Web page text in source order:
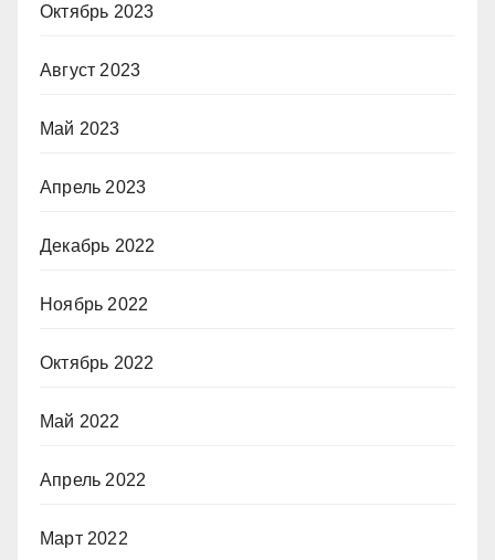
Октябрь 2023
Август 2023
Май 2023
Апрель 2023
Декабрь 2022
Ноябрь 2022
Октябрь 2022
Май 2022
Апрель 2022
Март 2022